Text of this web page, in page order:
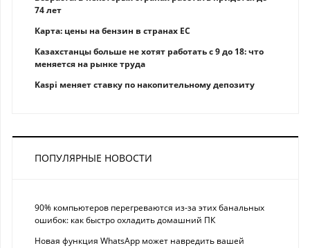
74 лет
Карта: цены на бензин в странах ЕС
Казахстанцы больше не хотят работать с 9 до 18: что
меняется на рынке труда
Kaspi меняет ставку по накопительному депозиту
ПОПУЛЯРНЫЕ НОВОСТИ
90% компьютеров перегреваются из-за этих банальных
ошибок: как быстро охладить домашний ПК
Новая функция WhatsApp может навредить вашей